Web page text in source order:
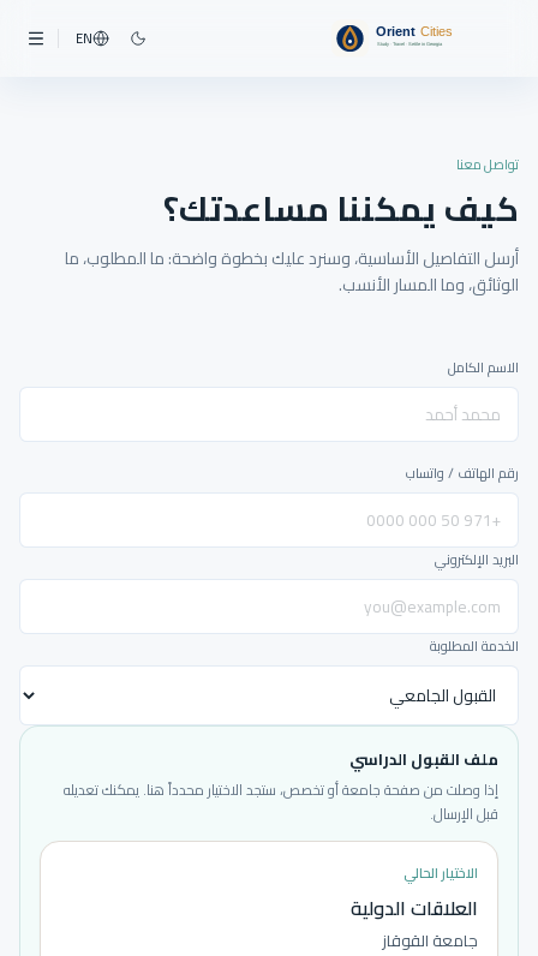
EN
تواصل معنا
كيف يمكننا مساعدتك؟
أرسل التفاصيل الأساسية، وسنرد عليك بخطوة واضحة: ما المطلوب، ما
الوثائق، وما المسار الأنسب.
الاسم الكامل
رقم الهاتف / واتساب
البريد الإلكتروني
الخدمة المطلوبة
ملف القبول الدراسي
إذا وصلت من صفحة جامعة أو تخصص، ستجد الاختيار محدداً هنا. يمكنك تعديله
قبل الإرسال.
الاختيار الحالي
العلاقات الدولية
جامعة القوقاز